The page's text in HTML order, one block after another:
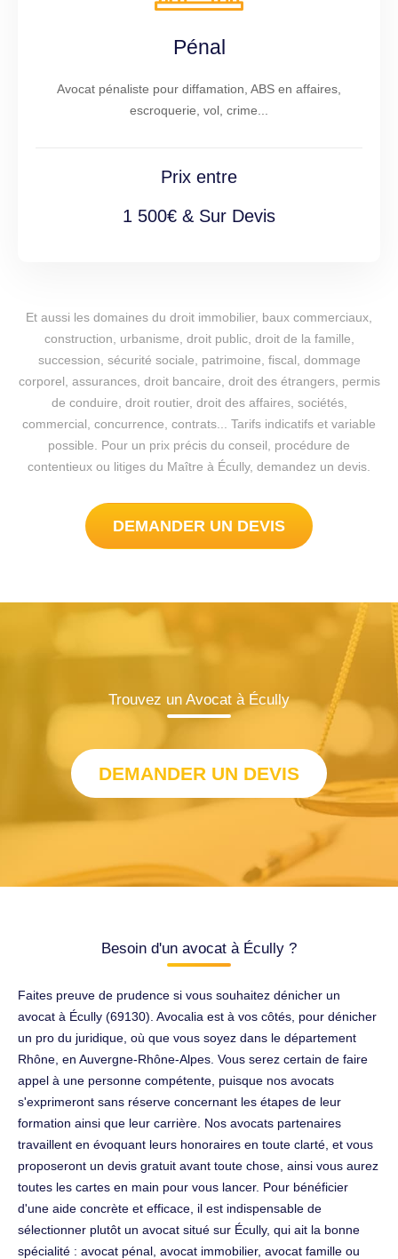
Pénal
Avocat pénaliste pour diffamation, ABS en affaires,
escroquerie, vol, crime...
Prix entre
1 500€ & Sur Devis
Et aussi les domaines du droit immobilier, baux commerciaux,
construction, urbanisme, droit public, droit de la famille,
succession, sécurité sociale, patrimoine, fiscal, dommage
corporel, assurances, droit bancaire, droit des étrangers, permis
de conduire, droit routier, droit des affaires, sociétés,
commercial, concurrence, contrats... Tarifs indicatifs et variable
possible. Pour un prix précis du conseil, procédure de
contentieux ou litiges du Maître à Écully, demandez un devis.
DEMANDER UN DEVIS
Trouvez un Avocat à Écully
DEMANDER UN DEVIS
Besoin d'un avocat à Écully ?
Faites preuve de prudence si vous souhaitez dénicher un
avocat à Écully (69130). Avocalia est à vos côtés, pour dénicher
un pro du juridique, où que vous soyez dans le département
Rhône, en Auvergne-Rhône-Alpes. Vous serez certain de faire
appel à une personne compétente, puisque nos avocats
s'exprimeront sans réserve concernant les étapes de leur
formation ainsi que leur carrière. Nos avocats partenaires
travaillent en évoquant leurs honoraires en toute clarté, et vous
proposeront un devis gratuit avant toute chose, ainsi vous aurez
toutes les cartes en main pour vous lancer. Pour bénéficier
d'une aide concrète et efficace, il est indispensable de
sélectionner plutôt un avocat situé sur Écully, qui ait la bonne
spécialité : avocat pénal, avocat immobilier, avocat famille ou